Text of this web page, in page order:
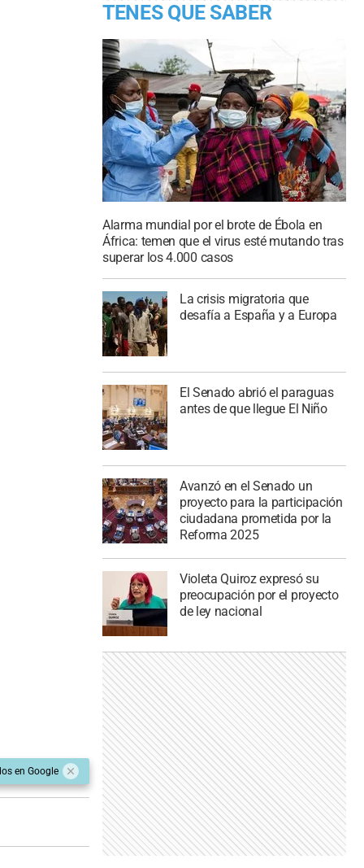
en Google
TENES QUE SABER
Alarma mundial por el brote de Ébola en
África: temen que el virus esté mutando tras
superar los 4.000 casos
La crisis migratoria que
desafía a España y a Europa
El Senado abrió el paraguas
antes de que llegue El Niño
Avanzó en el Senado un
proyecto para la participación
ciudadana prometida por la
Reforma 2025
Violeta Quiroz expresó su
preocupación por el proyecto
de ley nacional